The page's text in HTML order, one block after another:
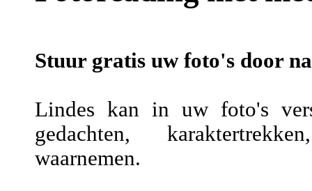
Stuur gratis uw foto's door
Lindes kan in uw foto's
gedachten,
waarnemen.